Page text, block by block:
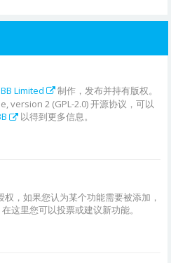
Limited
制作，发布并持有版权。
version 2 (GPL-2.0) 开源协议，可以
以得到更多信息。
，如果您认为某个功能需要被添加，
在这里您可以投票或建议新功能。